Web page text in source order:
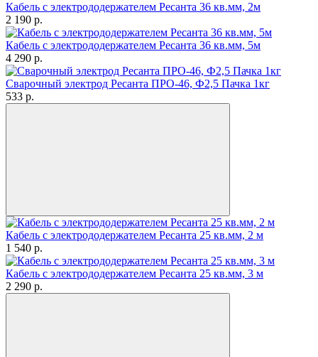
Кабель с электрододержателем Ресанта 36 кв.мм, 2м
2 190 p.
Кабель с электрододержателем Ресанта 36 кв.мм, 5м
4 290 p.
Сварочный электрод Ресанта ПРО-46, Ф2,5 Пачка 1кг
533 p.
Кабель с электрододержателем Ресанта 25 кв.мм, 2 м
1 540 p.
Кабель с электрододержателем Ресанта 25 кв.мм, 3 м
2 290 p.